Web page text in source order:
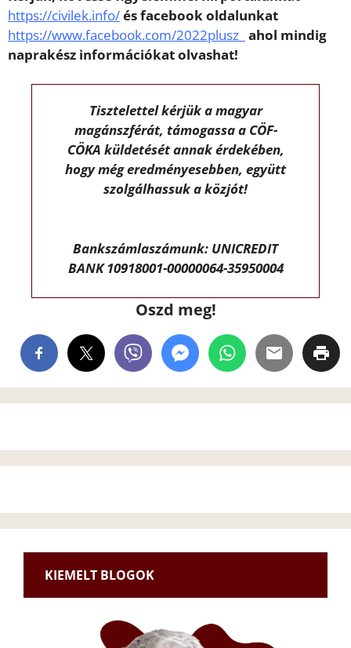
https://civilek.info/és facebook oldalunkat
https://www.facebook.com/2022plusz ahol mindig
naprakész információkat olvashat!
Tisztelettel kérjük a magyar
magánszférát, támogassa a CÖF-
CÖKA küldetését annak érdekében,
hogy még eredményesebben, együtt
szolgálhassuk a közjót!
Bankszámlaszámunk: UNICREDIT
BANK 10918001-00000064-35950004
Oszd meg!
KIEMELT BLOGOK